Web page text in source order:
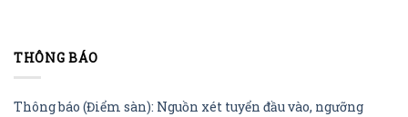
THÔNG BÁO
Thông báo (Điểm sàn): Nguồn xét tuyển đầu vào, ngưỡng